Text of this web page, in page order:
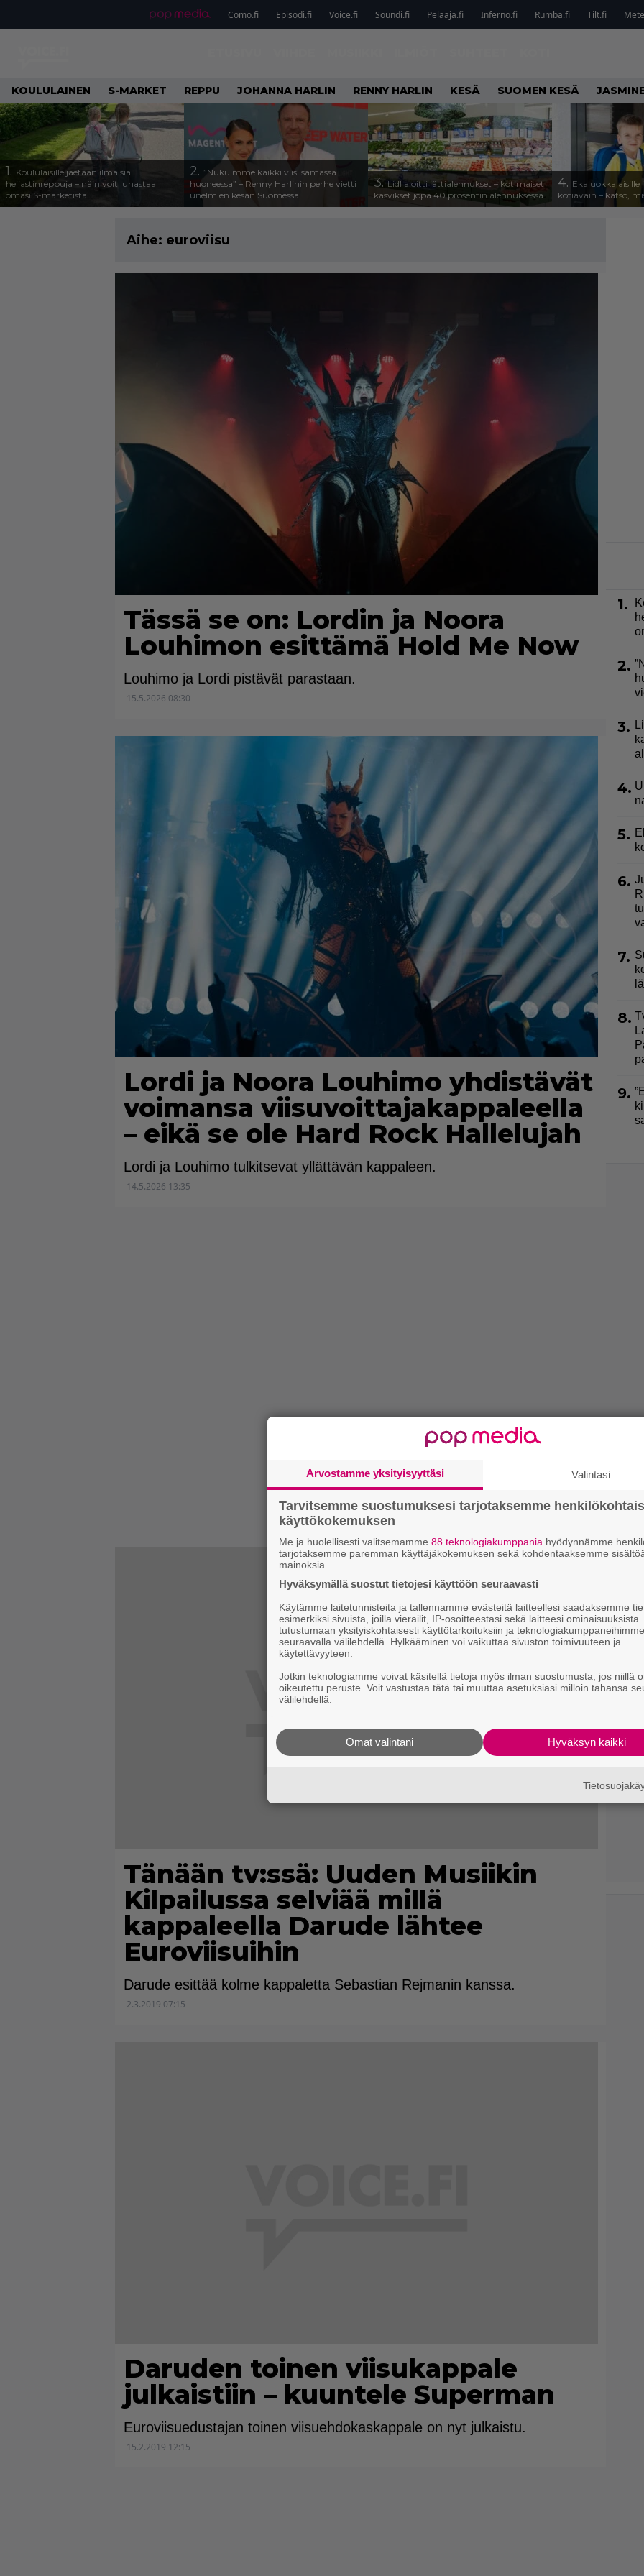
Como.fi Episodi.fi Voice.fi Soundi.fi Pelaaja.fi Inferno.fi Rumba.fi Tilt.fi
KOULULAINEN S-MARKET REPPU JOHANNA HARLIN RENNY HARLIN KESÄ SUOMEN KESÄ
1. Koululaisille jaetaan ilmaisia
heijastinreppuja – näin voit lunastaa
omasi S-marketista
2. ”Nukuimme kaikki viisi samassa
huoneessa” – Renny Harlinin perhe vietti
unelmien kesän Suomessa
3. Lidl aloitti jättialennukset – kotimaiset
kasvikset jopa 40 prosentin alennuksessa
4. Ekaluokkalaisille
kotiavain – katso,
Aihe: euroviisu
Tässä se on: Lordin ja Noora
Louhimon esittämä Hold Me Now
Louhimo ja Lordi pistävät parastaan.
15.5.2026 08:30
Lordi ja Noora Louhimo yhdistävät
voimansa viisuvoittajakappaleella
– eikä se ole Hard Rock Hallelujah
Lordi ja Louhimo tulkitsevat yllättävän kappaleen.
14.5.2026 13:35
Tänään tv:ssä: Uuden Musiikin
Kilpailussa selviää millä
kappaleella Darude lähtee
Euroviisuihin
Darude esittää kolme kappaletta Sebastian Rejmanin kanssa.
2.3.2019 07:15
Daruden toinen viisukappale
julkaistiin – kuuntele Superman
Euroviisuedustajan toinen viisuehdokaskappale on nyt julkaistu.
15.2.2019 12:15
1.
2.
3.
4.
5.
6.
7.
8.
9.
Arvostamme yksityisyyttäsi Valintasi
Tarvitsemme suostumuksesi tarjotaksemme
käyttökokemuksen
Me ja huolellisesti valitsemamme 88 teknologiakumppania hyödynnämme
tarjotaksemme paremman käyttäjäkokemuksen sekä kohdentaaksemme
mainoksia.
Hyväksymällä suostut tietojesi käyttöön seuraavasti
Käytämme laitetunnisteita ja tallennamme evästeitä laitteellesi saadaksemme
esimerkiksi sivuista, joilla vierailit, IP-osoitteestasi sekä laitteesi
tutustumaan yksityiskohtaisesti käyttötarkoituksiin ja teknologiakumppaneihimme
seuraavalla välilehdellä. Hylkääminen voi vaikuttaa sivuston toimivuuteen ja
käytettävyyteen.
Jotkin teknologiamme voivat käsitellä tietoja myös ilman suostumusta, jos niillä
oikeutettu peruste. Voit vastustaa tätä tai muuttaa asetuksiasi milloin tahansa
välilehdellä.
Hyväksyn kaikki
Omat valintani